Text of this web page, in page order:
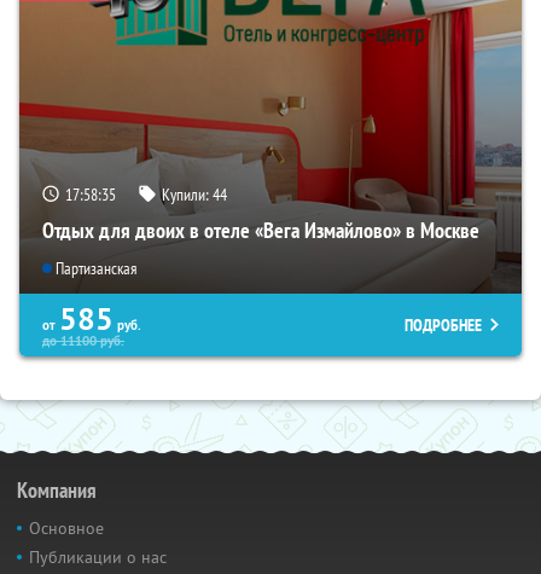
17:58:35 Купили:44
Отдых для двоих в отеле «Вега Измайлово» в Москве
Партизанская
от 585 руб.
до11100руб.
ПОДРОБНЕЕ
Компания
Основное
Публикации о нас